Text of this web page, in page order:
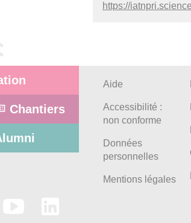
https://
Chantiers
Aide
Accessibilité :
non conforme
Données
personnelles
Mentions légales